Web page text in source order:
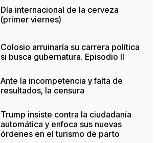
Día internacional de la cerveza
(primer viernes)
Colosio arruinaría su carrera política
si busca gubernatura. Episodio II
Ante la incompetencia y falta de
resultados, la censura
Trump insiste contra la ciudadanía
automática y enfoca sus nuevas
órdenes en el turismo de parto